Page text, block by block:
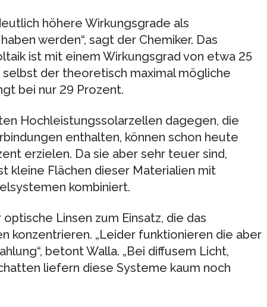
höhere Wirkungsgrade als
werden“, sagt der Chemiker. Das
ist mit einem Wirkungsgrad von etwa 25
der theoretisch maximal mögliche
bei nur 29 Prozent.
Hochleistungssolarzellen dagegen, die
enthalten, können schon heute
erzielen. Da sie aber sehr teuer sind,
kleine Flächen dieser Materialien mit
kombiniert.
Linsen zum Einsatz, die das
konzentrieren. „Leider funktionieren die aber
betont Walla. „Bei diffusem Licht,
liefern diese Systeme kaum noch